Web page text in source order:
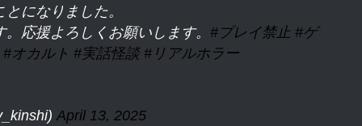
になりました。
応援よろしくお願いします。 #プレイ禁止 #ゲ
#オカルト #実話怪談 #リアルホラー
April 13, 2025